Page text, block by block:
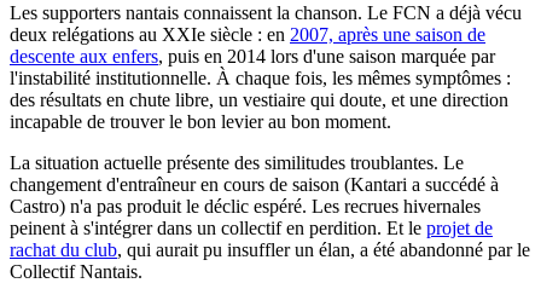
Les supporters nantais connaissent la chanson. Le FCN a déjà vécu
deux relégations au XXIe siècle : en 2007, après une saison de
descente aux enfers, puis en 2014 lors d'une saison marquée par
l'instabilité institutionnelle. À chaque fois, les mêmes symptômes :
des résultats en chute libre, un vestiaire qui doute, et une direction
incapable de trouver le bon levier au bon moment.
La situation actuelle présente des similitudes troublantes. Le
changement d'entraîneur en cours de saison (Kantari a succédé à
Castro) n'a pas produit le déclic espéré. Les recrues hivernales
peinent à s'intégrer dans un collectif en perdition. Et le projet de
rachat du club, qui aurait pu insuffler un élan, a été abandonné par le
Collectif Nantais.